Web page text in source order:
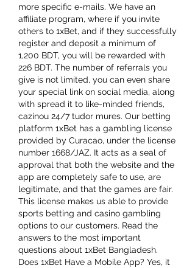
more specific e-mails. We have an
affiliate program, where if you invite
others to 1xBet, and if they successfully
register and deposit a minimum of
1,200 BDT, you will be rewarded with
226 BDT. The number of referrals you
give is not limited, you can even share
your special link on social media, along
with spread it to like-minded friends,
cazinou 24/7 tudor mures. Our betting
platform 1xBet has a gambling license
provided by Curacao, under the license
number 1668/JAZ. It acts as a seal of
approval that both the website and the
app are completely safe to use, are
legitimate, and that the games are fair.
This license makes us able to provide
sports betting and casino gambling
options to our customers. Read the
answers to the most important
questions about 1xBet Bangladesh.
Does 1xBet Have a Mobile App? Yes, it